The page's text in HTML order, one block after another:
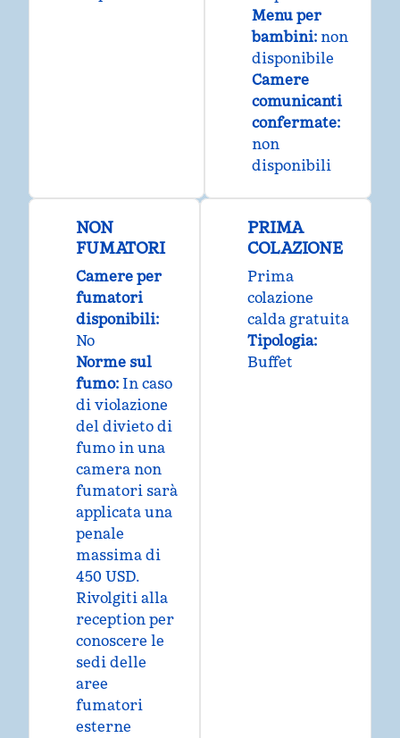
Menu per
bambini: non
disponibile
Camere
comunicanti
confermate:
non
disponibili
NON
FUMATORI
Camere per
fumatori
disponibili:
No
Norme sul
fumo: In caso
di violazione
del divieto di
fumo in una
camera non
fumatori sarà
applicata una
penale
massima di
450 USD.
Rivolgiti alla
reception per
conoscere le
sedi delle
aree
fumatori
esterne
PRIMA
COLAZIONE
Prima
colazione
calda gratuita
Tipologia:
Buffet